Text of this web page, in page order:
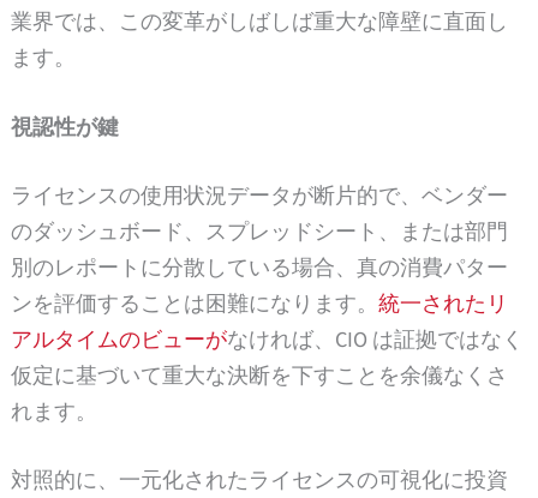
業界では、この変革がしばしば重大な障壁に直面し
ます。
視認性が鍵
ライセンスの使用状況データが断片的で、ベンダー
のダッシュボード、スプレッドシート、または部門
別のレポートに分散している場合、真の消費パター
ンを評価することは困難になります。統一されたリ
アルタイムのビューがなければ、CIO は証拠ではなく
仮定に基づいて重大な決断を下すことを余儀なくさ
れます。
対照的に、一元化されたライセンスの可視化に投資